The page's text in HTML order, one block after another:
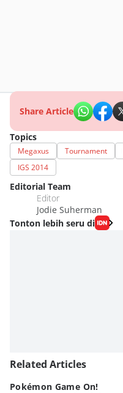
Share Article
Topics
Megaxus Tournament
IGS 2014
Editorial Team
Editor
Jodie Suherman
Tonton lebih seru di
Related Articles
Pokémon Game On!